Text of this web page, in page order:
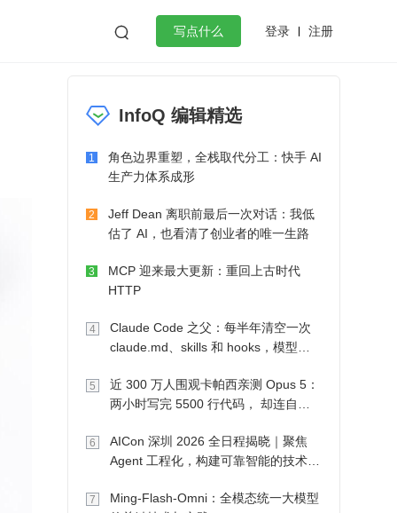
 写点什么 登录 注册
微服务架构 flutter
InfoQ 编辑精选
1
角色边界重塑，全栈取代分工：快手 AI
生产力体系成形
2
Jeff Dean 离职前最后一次对话：我低
估了 AI，也看清了创业者的唯一生路
3
MCP 迎来最大更新：重回上古时代
HTTP
4
Claude Code 之父：每半年清空一次
claude.md、skills 和 hooks，模型自
5
近 300 万人围观卡帕西亲测 Opus 5：
两小时写完 5500 行代码， 却连自己
6
AICon 深圳 2026 全日程揭晓｜聚焦
Agent 工程化，构建可靠智能的技术路
7
Ming-Flash-Omni：全模态统一大模型